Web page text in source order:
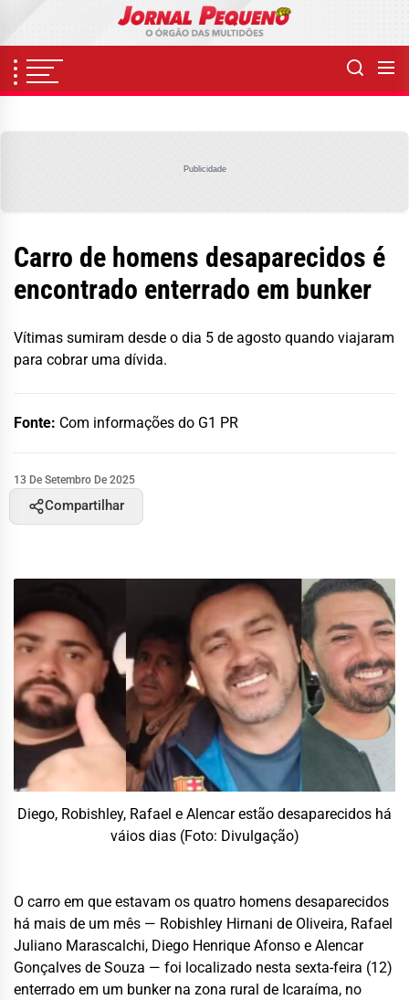
content
Publicidade
Carro de homens desaparecidos é
encontrado enterrado em bunker
Vítimas sumiram desde o dia 5 de agosto quando viajaram
para cobrar uma dívida.
Fonte: Com informações do G1 PR
13 De Setembro De 2025
Compartilhar
Diego, Robishley, Rafael e Alencar estão desaparecidos há
váios dias (Foto: Divulgação)
O carro em que estavam os quatro homens desaparecidos
há mais de um mês — Robishley Hirnani de Oliveira, Rafael
Juliano Marascalchi, Diego Henrique Afonso e Alencar
Gonçalves de Souza — foi localizado nesta sexta-feira (12)
enterrado em um bunker na zona rural de Icaraíma, no